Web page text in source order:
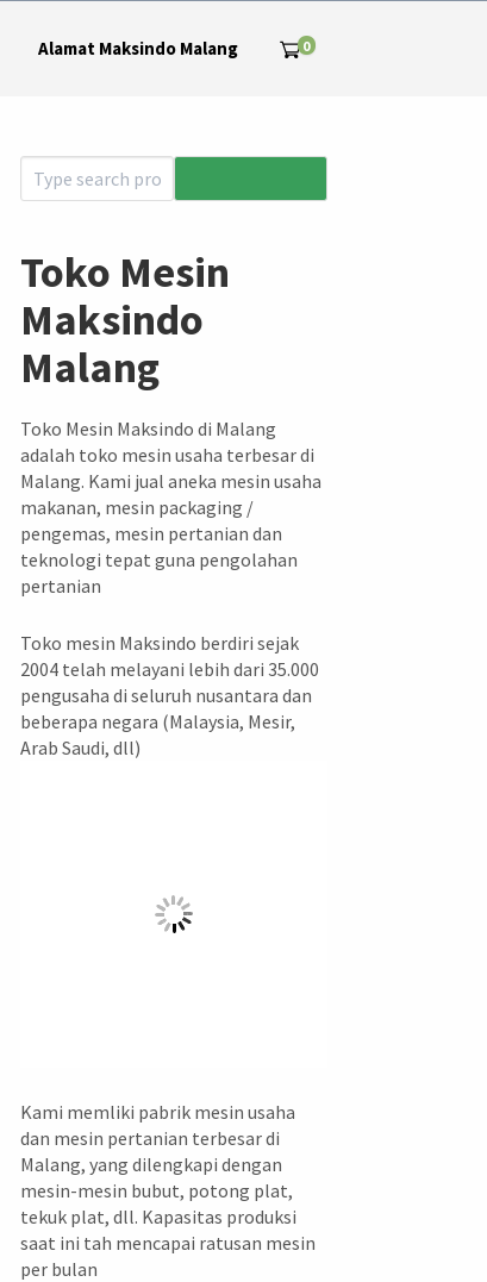
Alamat Maksindo Malang 0
Toko Mesin
Maksindo
Malang
Toko Mesin Maksindo di Malang
adalah toko mesin usaha terbesar di
Malang. Kami jual aneka mesin usaha
makanan, mesin packaging /
pengemas, mesin pertanian dan
teknologi tepat guna pengolahan
pertanian
Toko mesin Maksindo berdiri sejak
2004 telah melayani lebih dari 35.000
pengusaha di seluruh nusantara dan
beberapa negara (Malaysia, Mesir,
Arab Saudi, dll)
Kami memliki pabrik mesin usaha
dan mesin pertanian terbesar di
Malang, yang dilengkapi dengan
mesin-mesin bubut, potong plat,
tekuk plat, dll. Kapasitas produksi
saat ini tah mencapai ratusan mesin
per bulan